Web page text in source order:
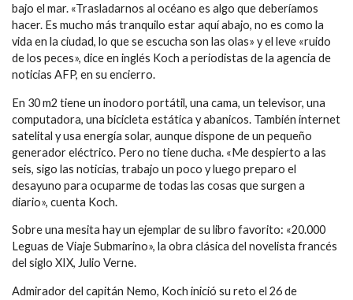
bajo el mar. «Trasladarnos al océano es algo que deberíamos
hacer. Es mucho más tranquilo estar aquí abajo, no es como la
vida en la ciudad, lo que se escucha son las olas» y el leve «ruido
de los peces», dice en inglés Koch a periodistas de la agencia de
noticias AFP, en su encierro.
En 30 m2 tiene un inodoro portátil, una cama, un televisor, una
computadora, una bicicleta estática y abanicos. También internet
satelital y usa energía solar, aunque dispone de un pequeño
generador eléctrico. Pero no tiene ducha. «Me despierto a las
seis, sigo las noticias, trabajo un poco y luego preparo el
desayuno para ocuparme de todas las cosas que surgen a
diario», cuenta Koch.
Sobre una mesita hay un ejemplar de su libro favorito: «20.000
Leguas de Viaje Submarino», la obra clásica del novelista francés
del siglo XIX, Julio Verne.
Admirador del capitán Nemo, Koch inició su reto el 26 de